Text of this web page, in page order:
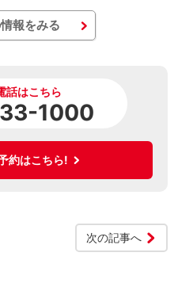
報をみる
話はこちら
1000
約はこちら!
次の記事へ